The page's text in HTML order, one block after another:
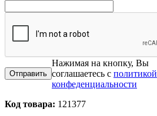
Нажимая на кнопку, Вы
соглашаетесь с политикой
конфеденциальности
Код товара: 121377